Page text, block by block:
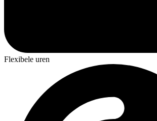
Flexibele uren